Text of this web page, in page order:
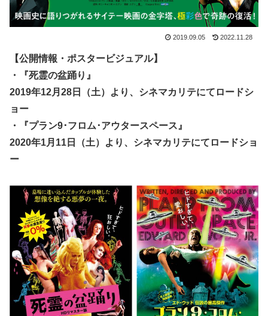
2019.09.05 2022.11.28
【公開情報・ポスタービジュアル】
・『死霊の盆踊り』
2019年12月28日（土）より、シネマカリテにてロードシ
ョー
・『プラン9･フロム･アウタースペース』
2020年1月11日（土）より、シネマカリテにてロードショ
ー